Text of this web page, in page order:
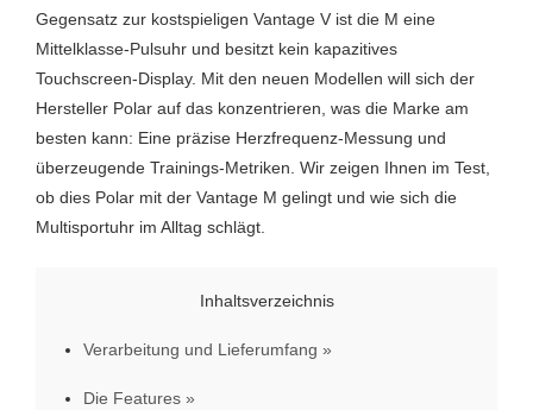
Gegensatz zur kostspieligen Vantage V ist die M eine
Mittelklasse-Pulsuhr und besitzt kein kapazitives
Touchscreen-Display. Mit den neuen Modellen will sich der
Hersteller Polar auf das konzentrieren, was die Marke am
besten kann: Eine präzise Herzfrequenz-Messung und
überzeugende Trainings-Metriken. Wir zeigen Ihnen im Test,
ob dies Polar mit der Vantage M gelingt und wie sich die
Multisportuhr im Alltag schlägt.
Inhaltsverzeichnis
Verarbeitung und Lieferumfang
Die Features